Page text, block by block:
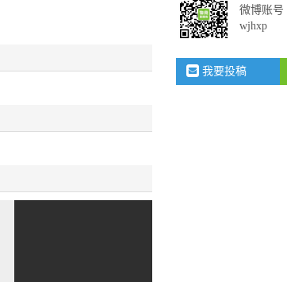
微博账号
wjhxp
我要投稿